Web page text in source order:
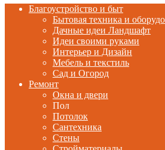
Благоустройство и быт
Бытовая техника и
Дачные идеи Ландшафт
Идеи своими руками
Интерьер и Дизайн
Мебель и текстиль
Сад и Огород
Ремонт
Окна и двери
Пол
Потолок
Сантехника
Стены